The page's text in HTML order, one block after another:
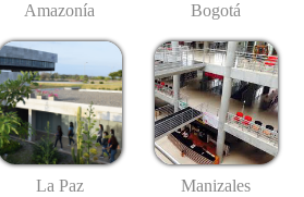
Amazonía Bogotá
La Paz Manizales